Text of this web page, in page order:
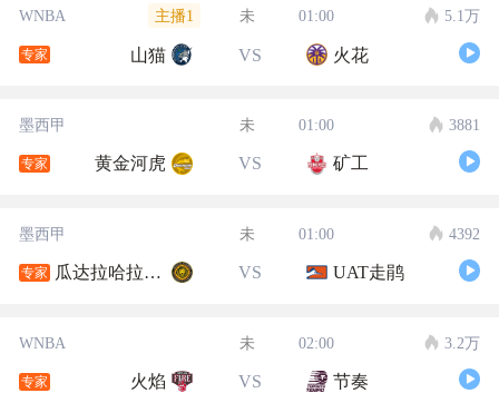
WNBA 主播1 未 01:00 5.1万
专家 山猫 VS 火花
墨西甲 未 01:00 3881
专家 黄金河虎 VS 矿工
墨西甲 未 01:00 4392
专家 瓜达拉哈拉大学 VS UAT走鹃
WNBA 未 02:00 3.2万
专家 火焰 VS 节奏